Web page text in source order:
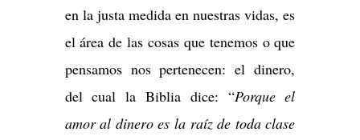
en la justa medida en nuestras vidas, es
el área de las cosas que tenemos o que
pensamos nos pertenecen: el dinero,
del cual la Biblia dice: “Porque el
amor al dinero es la raíz de toda clase